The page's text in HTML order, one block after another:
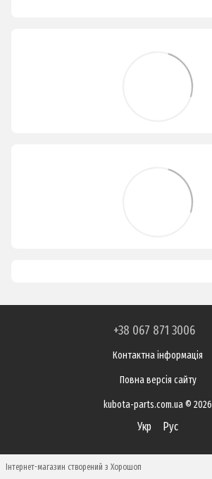
+38 067 871 3006
Контактна інформація
Повна версія сайту
kubota-parts.com.ua © 2026
Укр Рус
Інтернет-магазин створений з Хорошоп